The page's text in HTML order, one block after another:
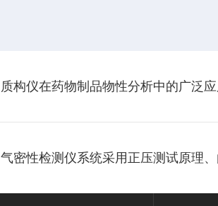
质构仪在药物制品物性分析中的广泛
气密性检测仪系统采用正压测试原理